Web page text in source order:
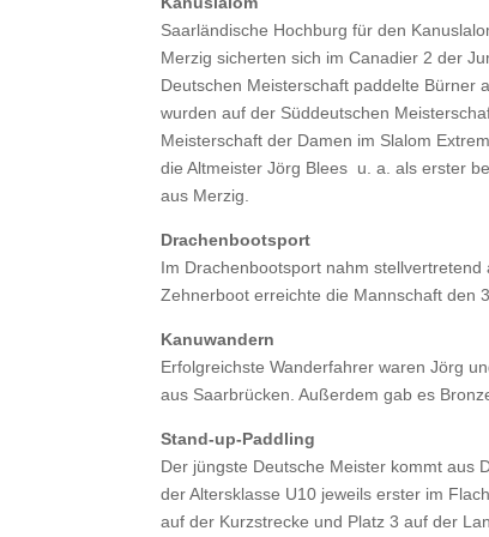
Saarländische Hochburg für den
Merzig sicherten sich im Canadier 2 der
Deutschen Meisterschaft paddelte Bürner
wurden auf der Süddeutschen
Meisterschaft der Damen im Slalom
die Altmeister Jörg Blees u. a. als erster
aus Merzig.
Drachenbootsport
Im Drachenbootsport nahm
Zehnerboot erreichte die Mannschaft den
Kanuwandern
Erfolgreichste Wanderfahrer waren Jörg
aus Saarbrücken. Außerdem gab es
Stand-up-Paddling
Der jüngste Deutsche Meister kommt aus
der Altersklasse U10 jeweils erster im
auf der Kurzstrecke und Platz 3 auf der